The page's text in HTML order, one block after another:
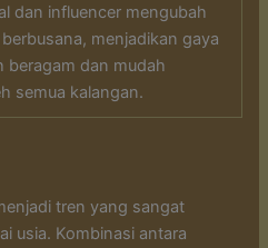
dan influencer mengubah
menjadikan gaya
beragam dan mudah
semua kalangan.
tren yang sangat
usia. Kombinasi antara